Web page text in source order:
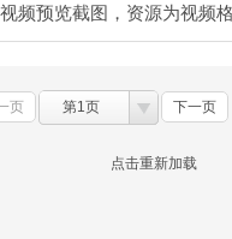
视频预览截图，资源为视频格
页 第1页 下一页
点击重新加载